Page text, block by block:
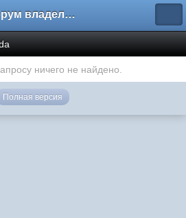
Форум владельцев интернет-магазинов
ничего не найдено.
Полная версия